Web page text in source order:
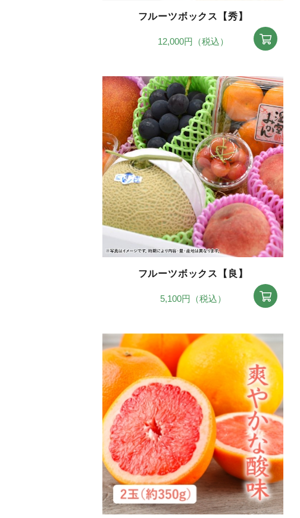
フルーツボックス【秀】
12,000円（税込）
フルーツボックス【良】
5,100円（税込）